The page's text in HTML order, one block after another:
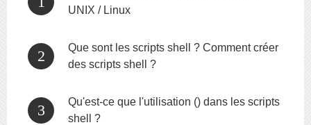
UNIX / Linux
Que sont les scripts shell ? Comment créer
des scripts shell ?
Qu'est-ce que l'utilisation () dans les scripts
shell ?